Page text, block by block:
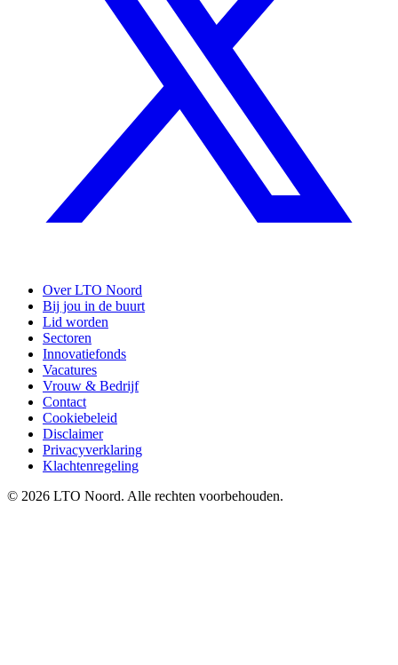
Over LTO Noord
Bij jou in de buurt
Lid worden
Sectoren
Innovatiefonds
Vacatures
Vrouw & Bedrijf
Contact
Cookiebeleid
Disclaimer
Privacyverklaring
Klachtenregeling
© 2026 LTO Noord. Alle rechten voorbehouden.